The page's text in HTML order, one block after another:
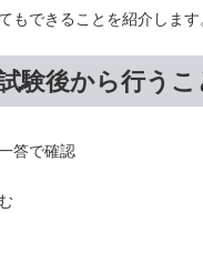
もできることを紹介します
験後から行うこ
答で確認